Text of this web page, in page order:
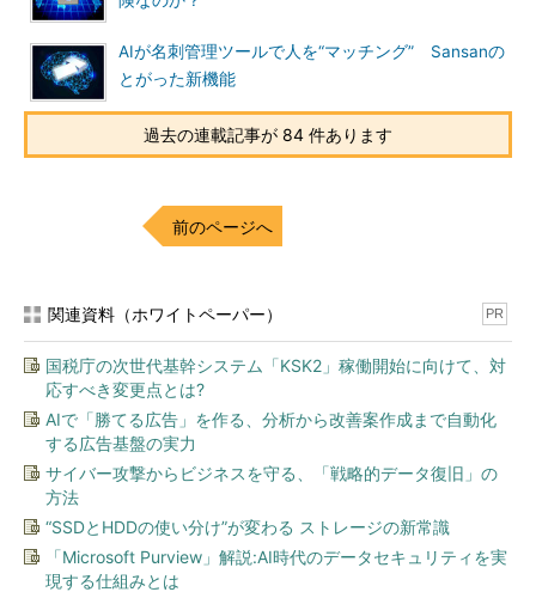
AIが名刺管理ツールで人を“マッチング” Sansanの
とがった新機能
過去の連載記事が 84 件あります
前のページへ
関連資料（ホワイトペーパー） PR
国税庁の次世代基幹システム「KSK2」稼働開始に向けて、対
応すべき変更点とは?
AIで「勝てる広告」を作る、分析から改善案作成まで自動化
する広告基盤の実力
サイバー攻撃からビジネスを守る、「戦略的データ復旧」の
方法
“SSDとHDDの使い分け”が変わる ストレージの新常識
「Microsoft Purview」解説:AI時代のデータセキュリティを実
現する仕組みとは